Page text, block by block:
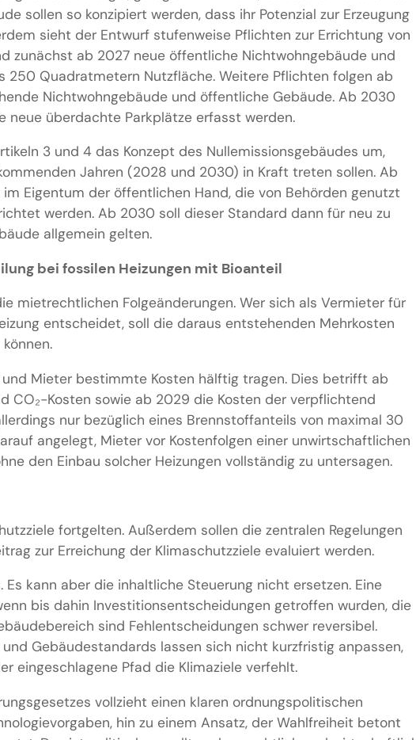
sollen so konzipiert werden, dass ihr Potenzial zur Erzeugung
sieht der Entwurf stufenweise Pflichten zur Errichtung von
zunächst ab 2027 neue öffentliche Nichtwohngebäude und
250 Quadratmetern Nutzfläche. Weitere Pflichten folgen ab
Nichtwohngebäude und öffentliche Gebäude. Ab 2030
neue überdachte Parkplätze erfasst werden.
3 und 4 das Konzept des Nullemissionsgebäudes um,
Jahren (2028 und 2030) in Kraft treten sollen. Ab
Eigentum der öffentlichen Hand, die von Behörden genutzt
werden. Ab 2030 soll dieser Standard dann für neu zu
allgemein gelten.
bei fossilen Heizungen mit Bioanteil
mietrechtlichen Folgeänderungen. Wer sich als Vermieter für
entscheidet, soll die daraus entstehenden Mehrkosten
Mieter bestimmte Kosten hälftig tragen. Dies betrifft ab
CO₂-Kosten sowie ab 2029 die Kosten der verpflichtend
nur bezüglich eines Brennstoffanteils von maximal 30
angelegt, Mieter vor Kostenfolgen einer unwirtschaftlichen
den Einbau solcher Heizungen vollständig zu untersagen.
fortgelten. Außerdem sollen die zentralen Regelungen
zur Erreichung der Klimaschutzziele evaluiert werden.
kann aber die inhaltliche Steuerung nicht ersetzen. Eine
bis dahin Investitionsentscheidungen getroffen wurden, die
sind Fehlentscheidungen schwer reversibel.
Gebäudestandards lassen sich nicht kurzfristig anpassen,
eingeschlagene Pfad die Klimaziele verfehlt.
vollzieht einen klaren ordnungspolitischen
hin zu einem Ansatz, der Wahlfreiheit betont